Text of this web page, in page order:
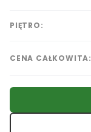
PIĘTRO:
CENA CAŁKOWITA: